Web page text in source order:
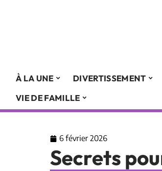
À LA UNE DIVERTISSEMENT
VIE DE FAMILLE
6 février 2026
Secrets